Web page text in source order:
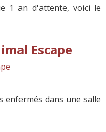
1 an d'attente, voici le
Escape
enfermés dans une salle